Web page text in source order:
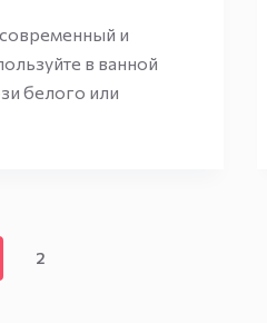
и
в ванной
белого или
2